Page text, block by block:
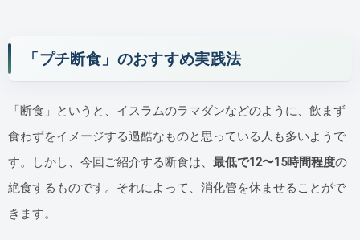
「プチ断食」のおすすめ実践法
「断食」というと、イスラムのラマダンなどのように、飲まず
食わずをイメージする過酷なものと思っている人も多いようで
す。しかし、今回ご紹介する断食は、 最低で12〜15時間程度の
絶食するものです。それによって、消化管を休ませることがで
きます。